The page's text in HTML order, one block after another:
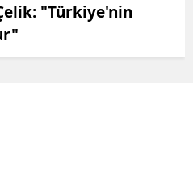
"Türkiye'nin